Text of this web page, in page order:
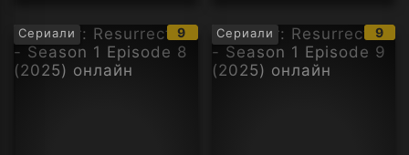
Сериали
IMDb
рейтинг:
9 Сериали 9